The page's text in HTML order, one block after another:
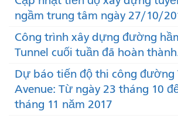
ngầm trung tâm ngày 27/10/
Công trình xây dựng đường
Tunnel cuối tuần đã hoàn
Dự báo tiến độ thi công đường
Avenue: Từ ngày 23 tháng 10
tháng 11 năm 2017